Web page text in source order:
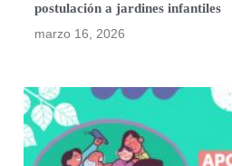
postulación a jardines infantiles
marzo 16, 2026